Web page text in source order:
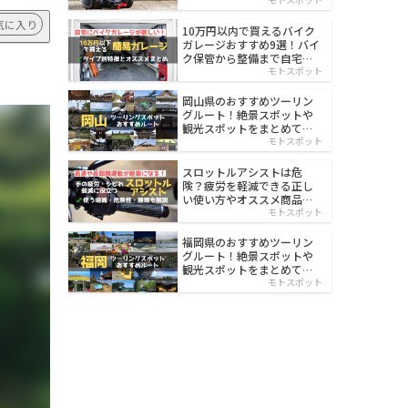
に入り
10万円以内で買えるバイク
ガレージおすすめ9選！バイ
ク保管から整備まで自宅で
モトスポット
岡山県のおすすめツーリン
グルート！絶景スポットや
観光スポットをまとめて紹
モトスポット
スロットルアシストは危
険？疲労を軽減できる正し
い使い方やオススメ商品を
モトスポット
福岡県のおすすめツーリン
グルート！絶景スポットや
観光スポットをまとめて紹
モトスポット